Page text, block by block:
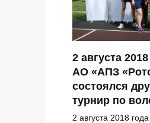
2 августа
АО «АПЗ
состоялся
турнир по
2 августа 2018